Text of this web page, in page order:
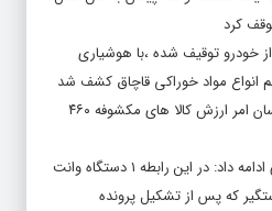
کرد
خودرو توقیف شده ،با هوشیاری
تعداد ۳۳هزار و ۴۶۲ قلم انواع مواد خوراکی قاچاق کشف شد
،تصریح کرد : برابر اعلام کارشناسان امر ارزش کالا های مکشوفه ۴۶۰
فرمانده انتظامی شهرستان خوی ادامه داد: در این رابطه ۱ دستگاه وانت
که پس از تشکیل پرونده